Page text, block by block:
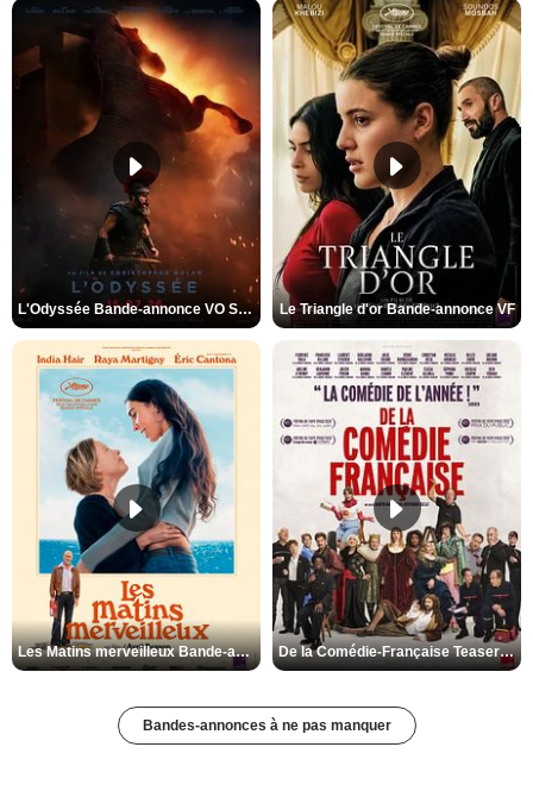
L'Odyssée Bande-annonce VO STFR Le Triangle d'or Bande-annonce VF
Les Matins merveilleux Bande-annonce VF De la Comédie-Française Teaser VF
Bandes-annonces à ne pas manquer